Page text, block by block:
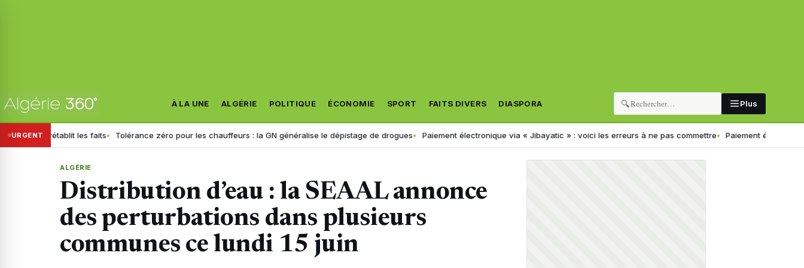
À LA UNE ALGÉRIE POLITIQUE ÉCONOMIE SPORT FAITS DIVERS DIASPORA 🔍 Plus
URGENT
rétablit les faits Tolérance zéro pour les chauffeurs : la GN généralise le dépistage de drogues Paiement électronique via « Jibayatic » : voici les erreurs à ne pas commettre Paiement électronique en
ALGÉRIE
Distribution d’eau : la SEAAL annonce
des perturbations dans plusieurs
communes ce lundi 15 juin